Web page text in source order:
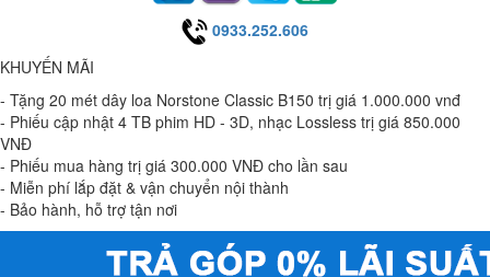
0933.252.606
KHUYẾN MÃI
- Tặng 20 mét dây loa Norstone Classic B150 trị giá 1.000.000 vnđ
- Phiếu cập nhật 4 TB phim HD - 3D, nhạc Lossless trị giá 850.000
VNĐ
- Phiếu mua hàng trị giá 300.000 VNĐ cho lần sau
- Miễn phí lắp đặt & vận chuyển nội thành
- Bảo hành, hỗ trợ tận nơi